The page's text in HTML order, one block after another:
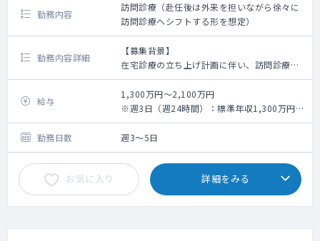
勤務内容
訪問診療（赴任後は外来を担いながら徐々に
訪問診療へシフトする形を想定）
勤務内容詳細
【募集背景】
在宅診療の立ち上げ計画に伴い、訪問診療医
師を募集
【業務内容】
訪問診療、書類作成、訪問診療に付随する業
務等 ※一部外来業務をお願いする可能性が
ございます。
訪問の際は事務アシスタントが同行し運転も
いたします。そのほかの業務サポートもしま
す。
給与
1,300万円～2,100万円
※週3日（週24時間）：標準年収1,300万円
～、週4日（週32時間）：標準年収1,800万円
～、週5日（週40時間）：標準年収2,100万円
～
勤務日数 週3～5日
お気に入り 詳細をみる